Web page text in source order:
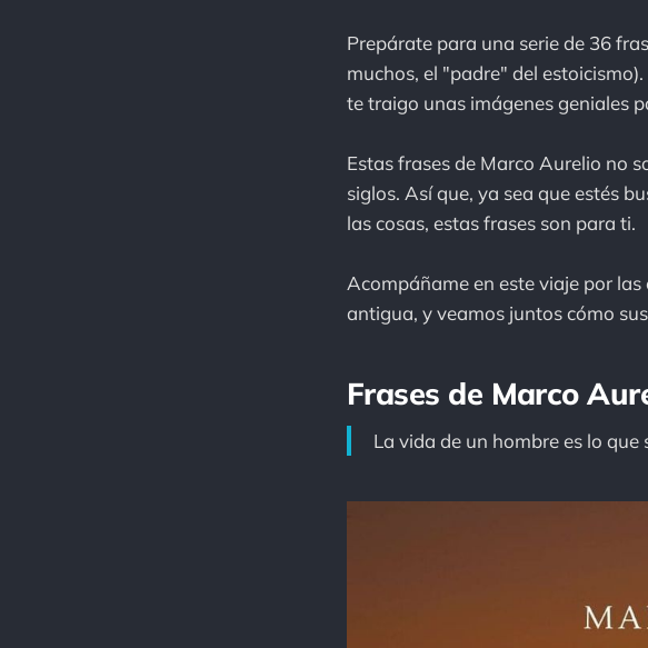
Prepárate para una serie de 36
muchos, el "padre" del
te traigo unas imágenes geniales
Estas frases de Marco Aurelio no
siglos. Así que, ya sea que estés
las cosas, estas frases son para ti.
Acompáñame en este viaje por
antigua, y veamos juntos cómo
Frases de Marco
La vida de un hombre es lo